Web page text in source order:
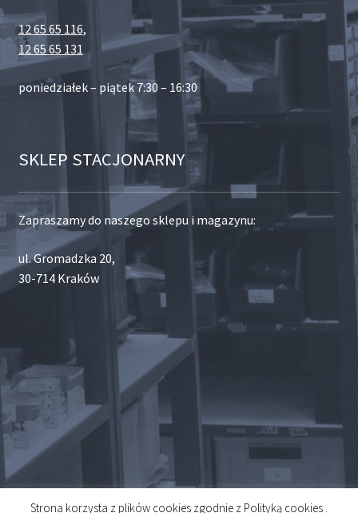
12 65 65 116,
12 65 65 131
poniedziałek – piątek 7:30 – 16:30
SKLEP STACJONARNY
Zapraszamy do naszego sklepu i magazynu:
ul. Gromadzka 20,
30-714 Kraków
Strona korzysta z plików cookies zgodnie z Polityką cookies .